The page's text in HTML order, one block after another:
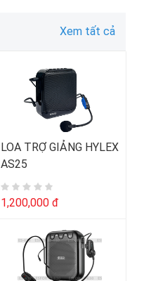
Xem tất cả
LOA TRỢ GIẢNG HYLEX
AS25
1,200,000 đ